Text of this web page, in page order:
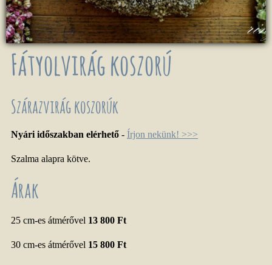
Fátyolvirág koszorú
Szárazvirág koszorúk
Nyári időszakban elérhető - Írjon nekünk! >>>
Szalma alapra kötve.
Árak
25 cm-es átmérővel 13 800 Ft
30 cm-es átmérővel 15 800 Ft